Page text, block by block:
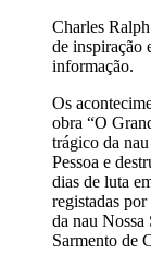
Charles
de inspiração
informação.
Os
obra “O
trágico da
Pessoa e
dias de luta
registadas
da nau
Sarmento de